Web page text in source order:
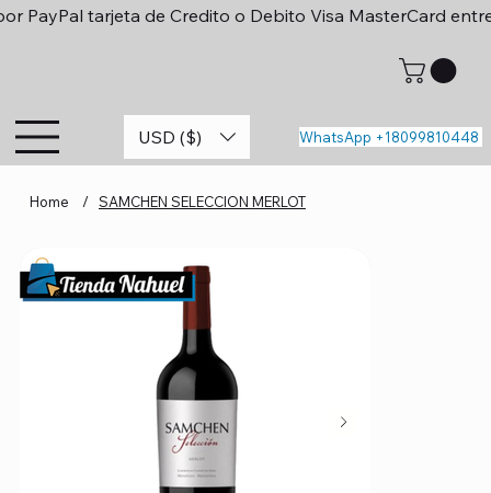
PayPal tarjeta de Credito o Debito Visa MasterCard
USD ($) WhatsApp +18099810448
Home / SAMCHEN SELECCION MERLOT